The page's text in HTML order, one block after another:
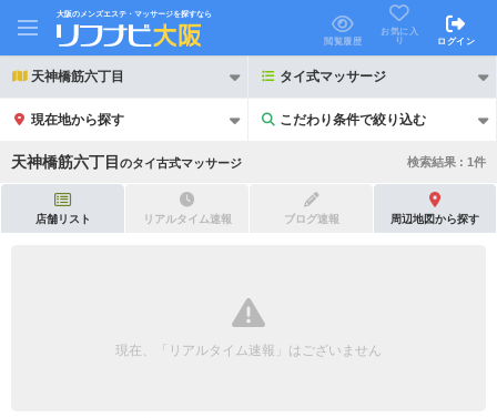
大阪のメンズエステ・マッサージを探すなら
閲覧履歴
お気に入
り
ログイン
天神橋筋六丁目 タイ式マッサージ
現在地から探す こだわり条件で絞り込む
こだわり条件で絞り込む
天神橋筋六丁目 のタイ古式マッサージ 検索結果 : 1件
店舗リスト リアルタイム速報 ブログ速報 周辺地図から探す
現在、「リアルタイム速報」はございません